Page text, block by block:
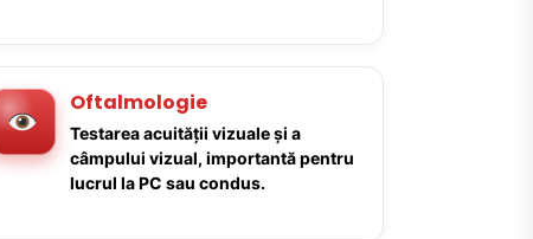
Oftalmologie
Testarea acuității vizuale și a
câmpului vizual, importantă pentru
lucrul la PC sau condus.